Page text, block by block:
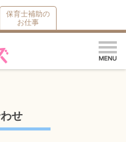
保育士補助の
お仕事
せ